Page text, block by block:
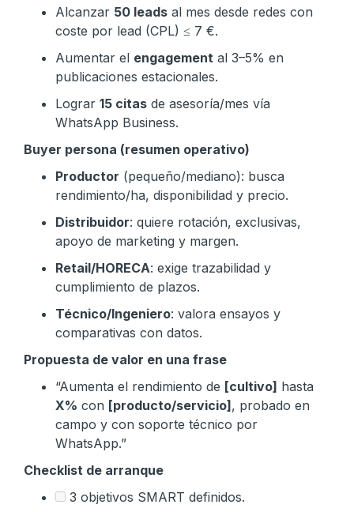
Alcanzar 50 leads al mes desde redes con
coste por lead (CPL) ≤ 7 €.
Aumentar el engagement al 3–5% en
publicaciones estacionales.
Lograr 15 citas de asesoría/mes vía
WhatsApp Business.
Buyer persona (resumen operativo)
Productor (pequeño/mediano): busca
rendimiento/ha, disponibilidad y precio.
Distribuidor: quiere rotación, exclusivas,
apoyo de marketing y margen.
Retail/HORECA: exige trazabilidad y
cumplimiento de plazos.
Técnico/Ingeniero: valora ensayos y
comparativas con datos.
Propuesta de valor en una frase
“Aumenta el rendimiento de [cultivo] hasta
X% con [producto/servicio], probado en
campo y con soporte técnico por
WhatsApp.”
Checklist de arranque
3 objetivos SMART definidos.